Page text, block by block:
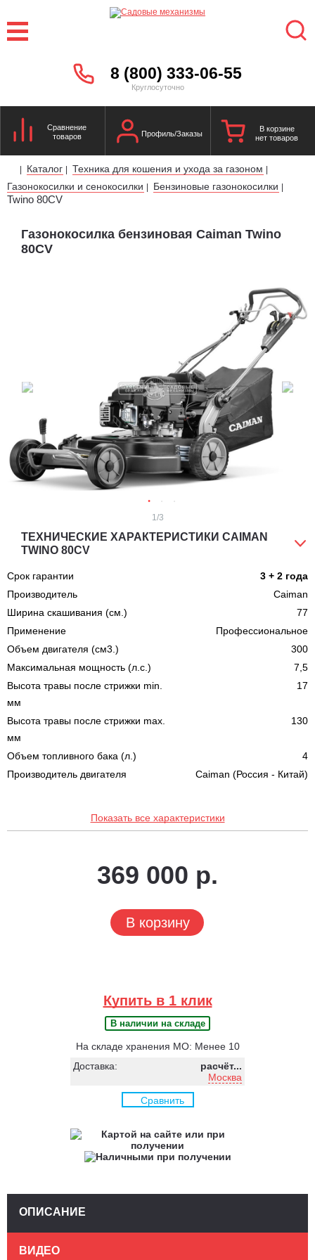
8 (800) 333-06-55
Круглосуточно
Сравнение
товаров
Профиль/Заказы
В корзине
нет товаров
| Каталог | Техника для кошения и ухода за газоном |
Газонокосилки и сенокосилки | Бензиновые газонокосилки |
Twino 80CV
Газонокосилка бензиновая Caiman Twino
80CV
1 /3
ТЕХНИЧЕСКИЕ ХАРАКТЕРИСТИКИ CAIMAN
TWINO 80CV
Срок гарантии
3 + 2 года
Производитель
Caiman
Ширина скашивания (см.)
77
Применение
Профессиональное
Объем двигателя (см3.)
300
Максимальная мощность (л.с.)
7,5
Высота травы после стрижки min.
мм
17
Высота травы после стрижки max.
мм
130
Объем топливного бака (л.)
4
Производитель двигателя
Caiman (Россия - Китай)
Показать все характеристики
369 000 р.
В корзину
Купить в 1 клик
В наличии на складе
На складе хранения МО: Менее 10
Доставка:
расчёт...
Москва
Сравнить
ОПИСАНИЕ
ВИДЕО